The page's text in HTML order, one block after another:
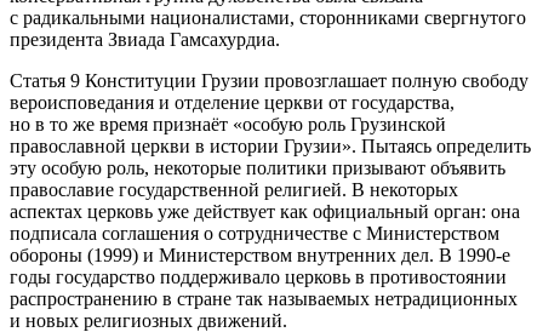
с радикальными националистами, сторонниками свергнутого
президента Звиада Гамсахурдиа.
Статья 9 Конституции Грузии провозглашает полную свободу
вероисповедания и отделение церкви от государства,
но в то же время признаёт «особую роль Грузинской
православной церкви в истории Грузии». Пытаясь определить
эту особую роль, некоторые политики призывают объявить
православие государственной религией. В некоторых
аспектах церковь уже действует как официальный орган: она
подписала соглашения о сотрудничестве с Министерством
обороны (1999) и Министерством внутренних дел. В 1990-е
годы государство поддерживало церковь в противостоянии
распространению в стране так называемых нетрадиционных
и новых религиозных движений.